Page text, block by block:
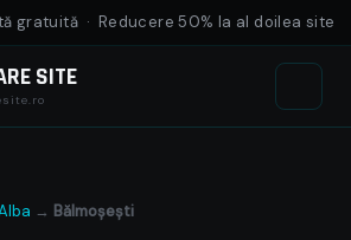
gratuită · Reducere 50% la al doilea site
SITE
→ Bălmoşeşti